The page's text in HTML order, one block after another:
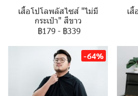
เสื้อโปโลพลัสไซส์ "ไม่มี
กระเป๋า" สีขาว
฿179 - ฿339
เ
-64%